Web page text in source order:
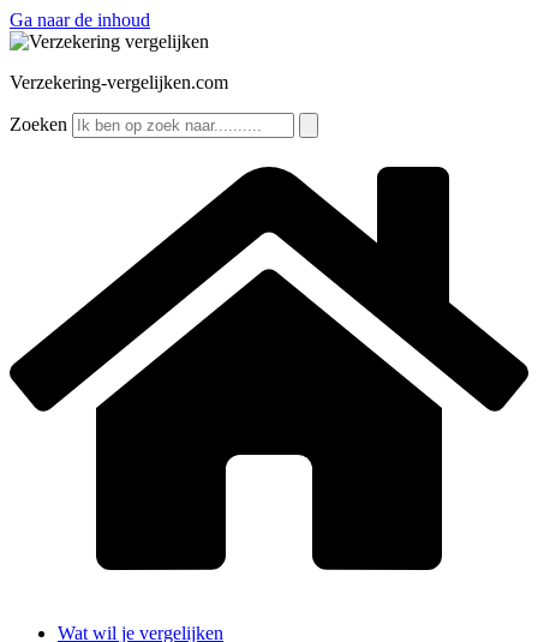
Ga naar de inhoud
Verzekering-vergelijken.com
Zoeken
Wat wil je vergelijken